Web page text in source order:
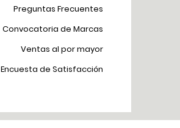
Preguntas Frecuentes
Convocatoria de Marcas
Ventas al por mayor
Encuesta de Satisfacción